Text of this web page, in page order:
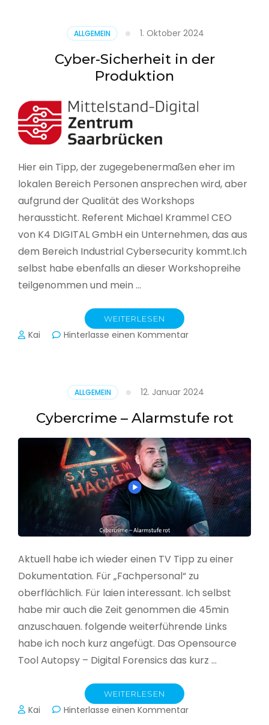
seinen
Lagebericht
zur
in
Deutschland
ALLGEMEIN 1. Oktober 2024
Cyber-Sicherheit in der
Produktion
Hier ein Tipp, der zugegebenermaßen eher im
lokalen Bereich Personen ansprechen wird, aber
aufgrund der Qualität des Workshops
heraussticht. Referent Michael Krammel CEO
von K4 DIGITAL GmbH ein Unternehmen, das aus
dem Bereich Industrial Cybersecurity kommt.Ich
selbst habe ebenfalls an dieser Workshopreihe
teilgenommen und mein …
WEITERLESEN
Kai Hinterlasse einen Kommentarzu
Produktion
ALLGEMEIN 12. Januar 2024
Cybercrime – Alarmstufe rot
Aktuell habe ich wieder einen TV Tipp zu einer
Dokumentation. Für „Fachpersonal“ zu
oberflächlich. Für laien interessant. Ich selbst
habe mir auch die Zeit genommen die 45min
anzuschauen. folgende weiterführende Links
habe ich noch kurz angefügt. Das Opensource
Tool Autopsy – Digital Forensics das kurz …
WEITERLESEN
Kai Hinterlasse einen Kommentarzu